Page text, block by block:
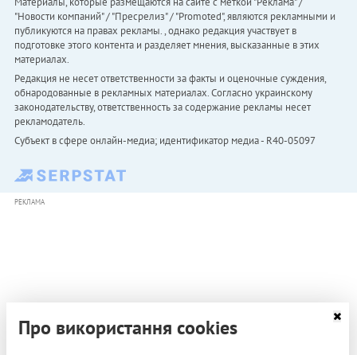
"Новости компаний" / "Пресрелиз" / "Promoted", являются рекламными и
публикуются на правах рекламы. , однако редакция участвует в
подготовке этого контента и разделяет мнения, высказанные в этих
материалах.
Редакция не несет ответственности за факты и оценочные суждения,
обнародованные в рекламных материалах. Согласно украинскому
законодательству, ответственность за содержание рекламы несет
рекламодатель.
Субъект в сфере онлайн-медиа; идентификатор медиа - R40-05097
РЕКЛАМА
Про використання cookies